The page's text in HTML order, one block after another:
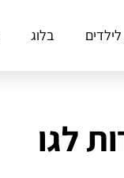
לילדים בלוג
לגו